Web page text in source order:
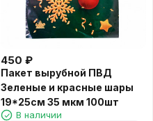
450 ₽
Пакет вырубной ПВД
Зеленые и красные шары
19*25см 35 мкм 100шт
В наличии